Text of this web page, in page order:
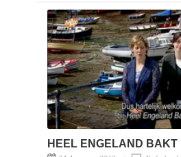
HEEL ENGELAND BAKT